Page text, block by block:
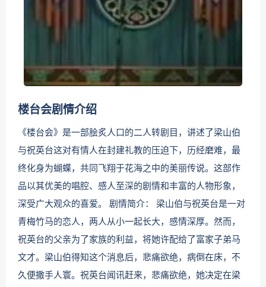
楼台会剧情介绍
《楼台会》是一部脍炙人口的二人转剧目，讲述了梁山伯
与祝英台这对有情人在封建礼教的压迫下，历经磨难，最
终化身为蝴蝶，共同飞翔于花海之中的美丽传说。这部作
品以其优美的唱腔、感人至深的剧情和丰富的人物形象，
深受广大观众的喜爱。 剧情简介： 梁山伯与祝英台是一对
青梅竹马的恋人，两人从小一起长大，感情深厚。然而，
祝英台的父亲为了家族的利益，将她许配给了富家子弟马
文才。梁山伯得知这个消息后，悲痛欲绝，病倒在床，不
久便撒手人寰。祝英台闻讯赶来，悲痛欲绝，她决定在梁